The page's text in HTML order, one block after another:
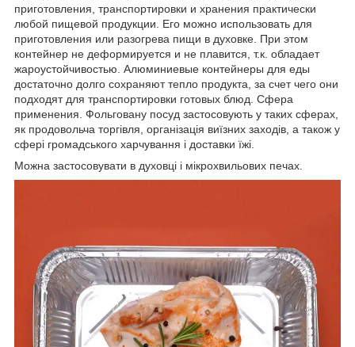
приготовления, транспортировки и хранения практически
любой пищевой продукции. Его можно использовать для
приготовления или разогрева пищи в духовке. При этом
контейнер не деформируется и не плавится, т.к. обладает
жароустойчивостью. Алюминиевые контейнеры для еды
достаточно долго сохраняют тепло продукта, за счет чего они
подходят для транспортировки готовых блюд. Сфера
применения. Фольговану посуд застосовують у таких сферах,
як продовольча торгівля, організація виїзних заходів, а також у
сфері громадського харчування і доставки їжі.
Можна застосовувати в духовці і мікрохвильових печах.